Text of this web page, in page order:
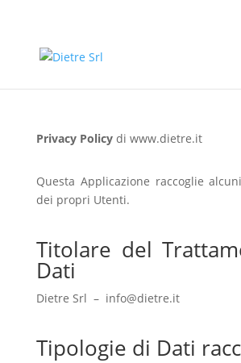
Privacy Policydi www.dietre.it
Questa Applicazione raccoglie
dei propri Utenti.
Titolare del
Dati
Dietre Srl – info@dietre.it
Tipologie di Dati